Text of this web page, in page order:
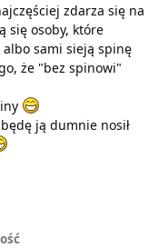
zdarza się na
się osoby, które
sami sieją spinę
że "bez spinowi"
ją dumnie nosił